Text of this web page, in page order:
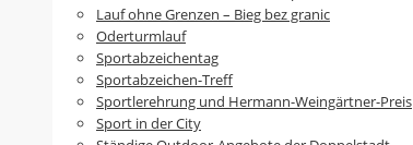
Lauf ohne Grenzen – Bieg bez granic
Oderturmlauf
Sportabzeichentag
Sportabzeichen-Treff
Sportlerehrung und Hermann-Weingärtner-Preis
Sport in der City